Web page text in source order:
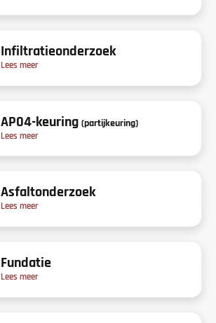
Infiltratieonderzoek
Lees meer
AP04-keuring (partijkeuring)
Lees meer
Asfaltonderzoek
Lees meer
Fundatie
Lees meer